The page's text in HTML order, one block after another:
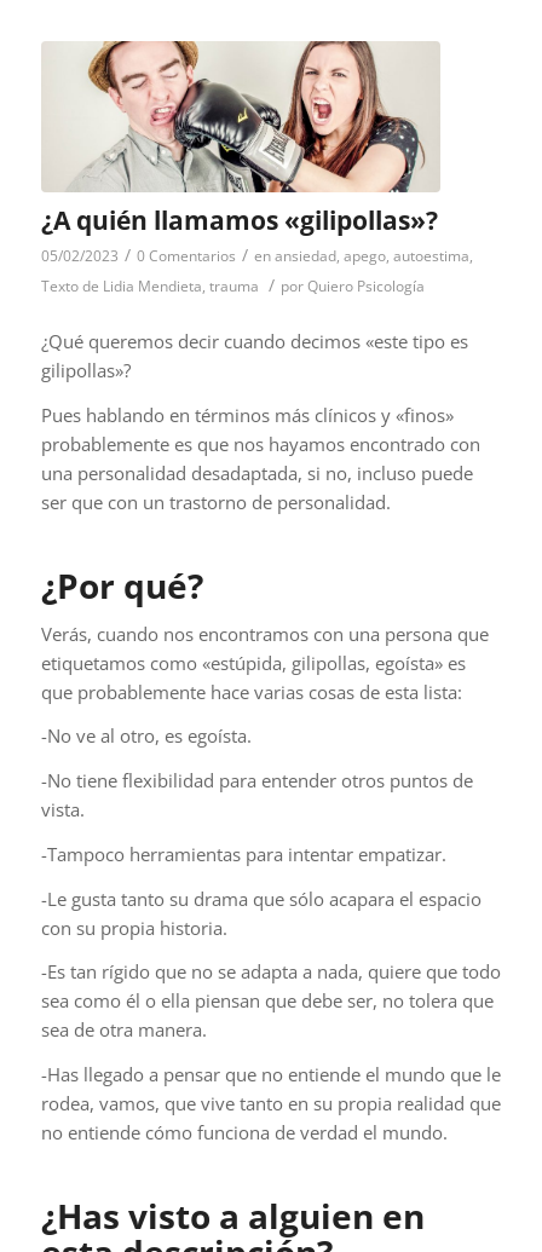
¿A quién llamamos «gilipollas»?
05/02/2023 / 0 Comentarios / enansiedad, apego, autoestima,
Texto de Lidia Mendieta, trauma / porQuiero Psicología
¿Qué queremos decir cuando decimos «este tipo es
gilipollas»?
Pues hablando en términos más clínicos y «finos»
probablemente es que nos hayamos encontrado con
una personalidad desadaptada, si no, incluso puede
ser que con un trastorno de personalidad.
¿Por qué?
Verás, cuando nos encontramos con una persona que
etiquetamos como «estúpida, gilipollas, egoísta» es
que probablemente hace varias cosas de esta lista:
-No ve al otro, es egoísta.
-No tiene flexibilidad para entender otros puntos de
vista.
-Tampoco herramientas para intentar empatizar.
-Le gusta tanto su drama que sólo acapara el espacio
con su propia historia.
-Es tan rígido que no se adapta a nada, quiere que todo
sea como él o ella piensan que debe ser, no tolera que
sea de otra manera.
-Has llegado a pensar que no entiende el mundo que le
rodea, vamos, que vive tanto en su propia realidad que
no entiende cómo funciona de verdad el mundo.
¿Has visto a alguien en